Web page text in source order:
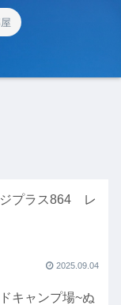
プラス864 レ
2025.09.04
キャンプ場~ぬ